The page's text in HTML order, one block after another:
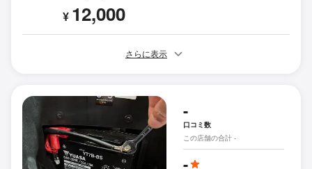
¥ 12,000
さらに表示
-
口コミ数
この店舗の合計 -
-